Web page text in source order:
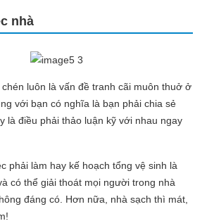
nhà
luôn là vấn đề tranh cãi muôn thuở ở
với bạn có nghĩa là bạn phải chia sẻ
là điều phải thảo luận kỹ với nhau ngay
phải làm hay kế hoạch tổng vệ sinh là
có thể giải thoát mọi người trong nhà
đáng có. Hơn nữa, nhà sạch thì mát,